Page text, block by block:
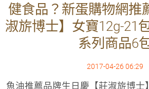
健食品？新蛋購物網推
淑旂博士】女寶12g-21
系列商品6
2017-04-26 06:29
魚油推薦品牌生日慶【莊淑旂博